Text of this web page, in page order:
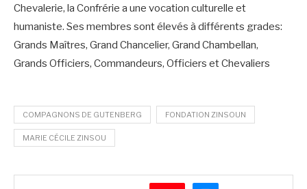
Chevalerie, la Confrérie a une vocation culturelle et
humaniste. Ses membres sont élevés à différents grades:
Grands Maîtres, Grand Chancelier, Grand Chambellan,
Grands Officiers, Commandeurs, Officiers et Chevaliers
COMPAGNONS DE GUTENBERG FONDATION ZINSOUN
MARIE CÉCILE ZINSOU